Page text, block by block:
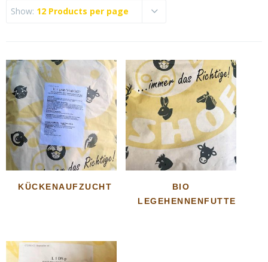
Show: 12 Products per page
KÜCKENAUFZUCHT
BIO
LEGEHENNENFUTTER